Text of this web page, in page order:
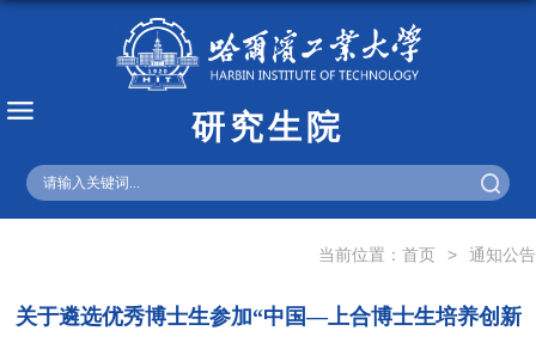
研究生院
当前位置： 首页 > 通知公告
关于遴选优秀博士生参加“中国—上合博士生培养创新